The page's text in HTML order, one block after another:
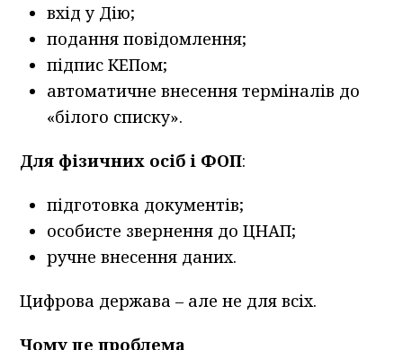
вхід у Дію;
подання повідомлення;
підпис КЕПом;
автоматичне внесення терміналів до
«білого списку».
Для фізичних осіб і ФОП:
підготовка документів;
особисте звернення до ЦНАП;
ручне внесення даних.
Цифрова держава – але не для всіх.
Чому це проблема